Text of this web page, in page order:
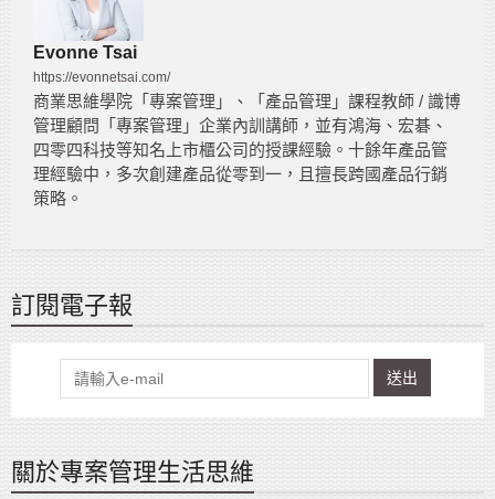
Evonne Tsai
https://evonnetsai.com/
商業思維學院「專案管理」、「產品管理」課程教師 / 識博
管理顧問「專案管理」企業內訓講師，並有鴻海、宏碁、
四零四科技等知名上市櫃公司的授課經驗。十餘年產品管
理經驗中，多次創建產品從零到一，且擅長跨國產品行銷
策略。
訂閱電子報
送出
關於專案管理生活思維